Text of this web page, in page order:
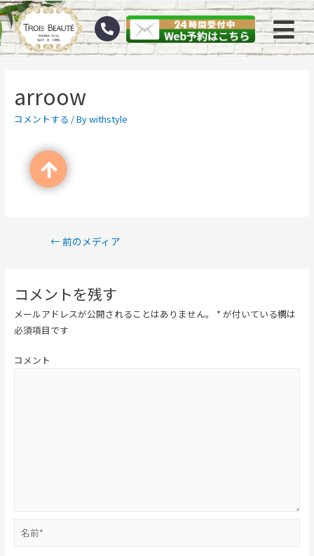
arroow
コメントする / Bywithstyle
← 前のメディア
コメントを残す
メールアドレスが公開されることはありません。 * が付いている欄は
必須項目です
コメント